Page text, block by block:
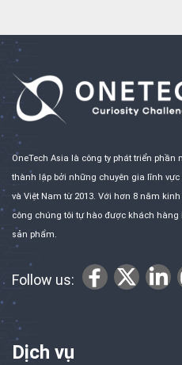
OneTech Asia là công ty phát triển
thành lập bởi những chuyên gia lĩnh
và Việt Nam từ 2013. Với hơn 8 năm
công chúng tôi tự hào được khách
sản phẩm.
Follow us:
Dịch vụ